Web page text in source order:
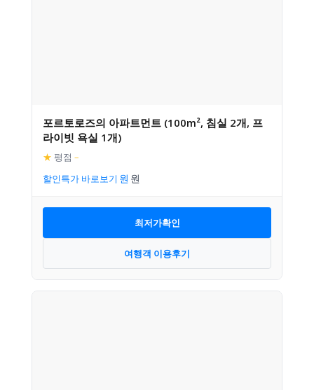
포르토로즈의 아파트먼트 (100m², 침실 2개, 프
라이빗 욕실 1개)
★ 평점 –
할인특가 바로보기
최저가확인
여행객 이용후기